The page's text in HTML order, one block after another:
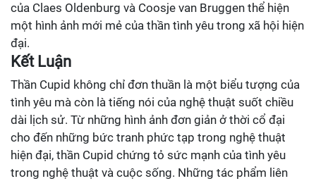
của Claes Oldenburg và Coosje van Bruggen thể hiện
một hình ảnh mới mẻ của thần tình yêu trong xã hội hiện
đại.
Kết Luận
Thần Cupid không chỉ đơn thuần là một biểu tượng của
tình yêu mà còn là tiếng nói của nghệ thuật suốt chiều
dài lịch sử. Từ những hình ảnh đơn giản ở thời cổ đại
cho đến những bức tranh phức tạp trong nghệ thuật
hiện đại, thần Cupid chứng tỏ sức mạnh của tình yêu
trong nghệ thuật và cuộc sống. Những tác phẩm liên